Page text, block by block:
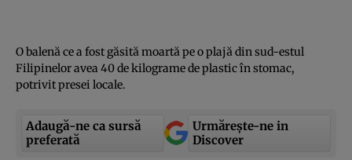
O balenă ce a fost găsită moartă pe o plajă din sud-estul
Filipinelor avea 40 de kilograme de plastic în stomac,
potrivit presei locale.
Adaugă-ne ca sursă
preferată
Urmărește-ne in
Discover